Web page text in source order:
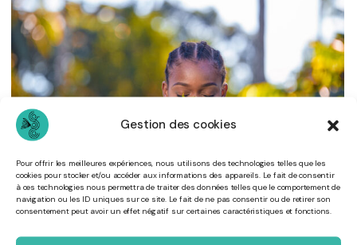
Gestion des cookies
Pour offrir les meilleures expériences, nous utilisons des technologies telles que les
cookies pour stocker et/ou accéder aux informations des appareils. Le fait de consentir
à ces technologies nous permettra de traiter des données telles que le comportement de
navigation ou les ID uniques sur ce site. Le fait de ne pas consentir ou de retirer son
consentement peut avoir un effet négatif sur certaines caractéristiques et fonctions.
18
DÉC